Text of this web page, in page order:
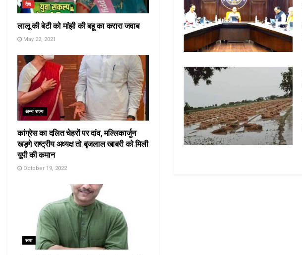
देश
लालू की बेटी को मांझी की बहू का करारा जवाब
May 22, 2021
अन्य राज्य
कांग्रेस का दलित चेहरों पर दांव, मल्लिकार्जुन
खड़गे राष्ट्रीय अध्यक्ष तो बृजलाल खाबरी को मिली
यूपी की कमान
October 19, 2022
सपा